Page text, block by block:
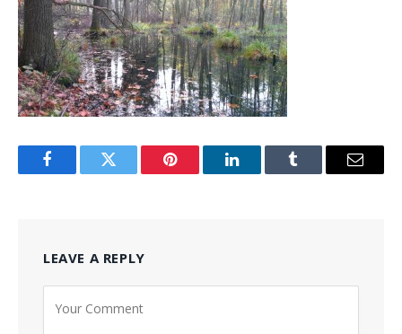
FacebookTwitter Pinterest LinkedInTumblr Email
LEAVE A REPLY